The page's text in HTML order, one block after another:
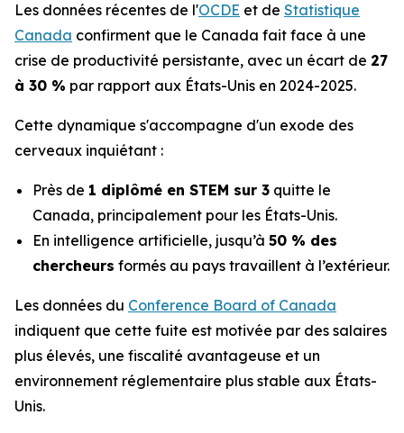
Les données récentes de l'OCDE et de Statistique
Canada confirment que le Canada fait face à une
crise de productivité persistante, avec un écart de 27
à 30 % par rapport aux États-Unis en 2024-2025.
Cette dynamique s'accompagne d'un exode des
cerveaux inquiétant :
Près de 1 diplômé en STEM sur 3 quitte le
Canada, principalement pour les États-Unis.
En intelligence artificielle, jusqu’à 50 % des
chercheurs formés au pays travaillent à l’extérieur.
Les données du Conference Board of Canada
indiquent que cette fuite est motivée par des salaires
plus élevés, une fiscalité avantageuse et un
environnement réglementaire plus stable aux États-
Unis.